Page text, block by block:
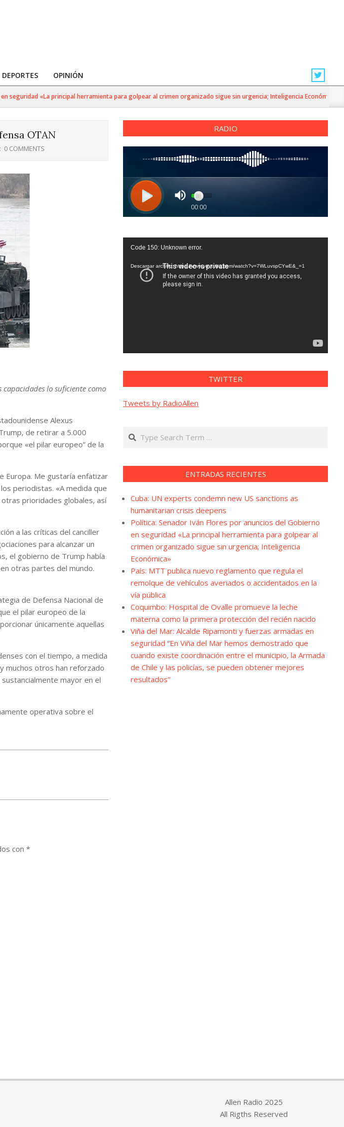
DEPORTES OPINIÓN
«La principal herramienta para golpear al crimen organizado sigue sin urgencia; Inteligencia Económica»
OTAN
0 COMMENTS
capacidades lo suficiente como
Alexus
de retirar a 5.000
«el pilar europeo” de la
Europa. Me gustaría enfatizar
periodistas. «A medida que
prioridades globales, así
a las críticas del canciller
para alcanzar un
el gobierno de Trump había
otras partes del mundo.
de Defensa Nacional de
el pilar europeo de la
únicamente aquellas
con el tiempo, a medida
muchos otros han reforzado
mayor en el
operativa sobre el
con *
RADIO
Reproductor
vídeo
Code 150: Unknown error.
Descargar archivo: https://www.youtube.com/watch?v=7WLuvspCYwE&_=1
TWITTER
Tweets by RadioAllen
Search
ENTRADAS RECIENTES
Cuba: UN experts condemn new US sanctions as
humanitarian crisis deepens
Política: Senador Iván Flores por anuncios del Gobierno
en seguridad «La principal herramienta para golpear al
crimen organizado sigue sin urgencia; Inteligencia
Económica»
País: MTT publica nuevo reglamento que regula el
remolque de vehículos averiados o accidentados en la
vía pública
Coquimbo: Hospital de Ovalle promueve la leche
materna como la primera protección del recién nacido
Viña del Mar: Alcalde Ripamonti y fuerzas armadas en
seguridad “En Viña del Mar hemos demostrado que
cuando existe coordinación entre el municipio, la Armada
de Chile y las policías, se pueden obtener mejores
resultados”
Allen Radio 2025
All Rigths Reserved